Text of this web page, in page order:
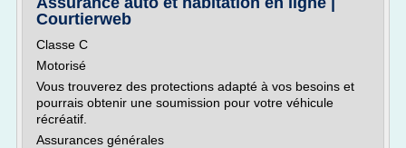
Courtierweb
Classe C
Motorisé
Vous trouverez des protections adapté à vos besoins et
pourrais obtenir une soumission pour votre véhicule
récréatif.
Assurances générales